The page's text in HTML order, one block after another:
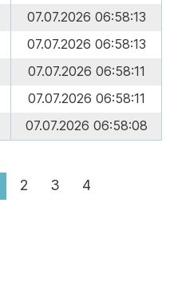
07.07.2026 06:58:13
07.07.2026 06:58:13
07.07.2026 06:58:11
07.07.2026 06:58:11
07.07.2026 06:58:08
2 3 4